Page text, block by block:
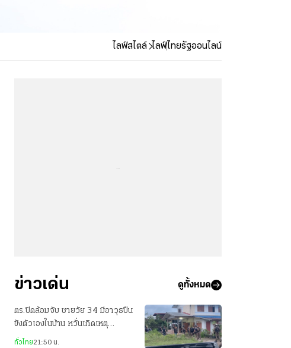
ไลฟ์สไตล์ ไลฟ์ไทยรัฐออนไลน์
ข่าวเด่น ดูทั้งหมด
ตร.ปิดล้อมจับ ชายวัย 34 มีอาวุธปืน
ขังตัวเองในบ้าน หวั่นเกิดเหตุ
อันตราย
ทั่วไทย21:50 น.